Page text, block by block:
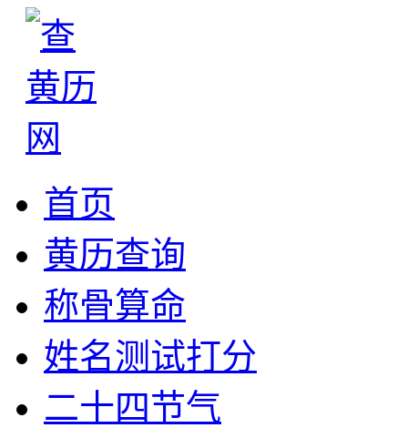
首页
黄历查询
称骨算命
姓名测试打分
二十四节气